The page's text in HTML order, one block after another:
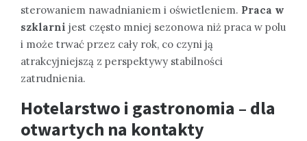
sterowaniem nawadnianiem i oświetleniem. Praca w
szklarni jest często mniej sezonowa niż praca w polu
i może trwać przez cały rok, co czyni ją
atrakcyjniejszą z perspektywy stabilności
zatrudnienia.
Hotelarstwo i gastronomia – dla
otwartych na kontakty